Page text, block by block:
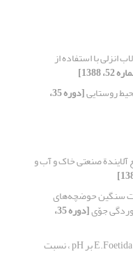
انزلی با استفاده از
روستایی [دوره 35،
صنعتی خاک و آب و
سنگین حوضچه‌های
جوّی [دوره 35،
بررسی تأثیر تراکم کرم E.Foetida بر pH ، نسبت